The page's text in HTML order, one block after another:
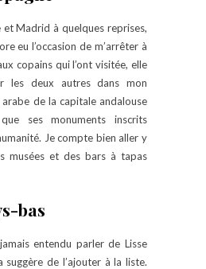
et Madrid à quelques reprises,
eu l’occasion de m’arrêter à
copains qui l’ont visitée, elle
les deux autres dans mon
de la capitale andalouse
ses monuments inscrits
Je compte bien aller y
musées et des bars à tapas
bas
jamais entendu parler de Lisse
suggère de l’ajouter à la liste.